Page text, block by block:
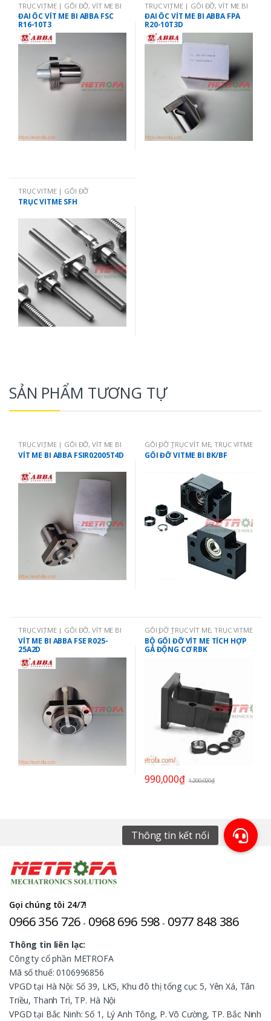
TRỤC VITME | GỐI ĐỠ,VÍT ME BI
ABBA ĐÀI LOAN
ĐAI ỐC VÍT ME BI ABBA FSC
R16-10T3
TRỤC VITME | GỐI ĐỠ,VÍT ME BI
ABBA ĐÀI LOAN
ĐAI ỐC VÍT ME BI ABBA FPA
R20-10T3D
TRỤC VITME | GỐI ĐỠ
TRỤC VITME SFH
SẢN PHẨM TƯƠNG TỰ
TRỤC VITME | GỐI ĐỠ,VÍT ME BI
ABBA ĐÀI LOAN
VÍT ME BI ABBA FSIR02005T4D
GỐI ĐỠ TRỤC VÍT ME,TRỤC VITME
| GỐI ĐỠ
GỐI ĐỠ VITME BI BK/BF
TRỤC VITME | GỐI ĐỠ,VÍT ME BI
ABBA ĐÀI LOAN
VÍT ME BI ABBA FSE R025-
25A2D
GỐI ĐỠ TRỤC VÍT ME,TRỤC VITME
| GỐI ĐỠ
BỘ GỐI ĐỠ VÍT ME TÍCH HỢP
GÁ ĐỘNG CƠ RBK
990,000₫ 1,200,000₫
Gọi chúng tôi 24/7!
0966 356 726 - 0968 696 598 - 0977 848 386
Thông tin liên lạc:
Công ty cổ phần METROFA
Mã số thuế: 0106996856
VPGD tại Hà Nội: Số 39, LK5, Khu đô thị tổng cục 5, Yên Xá, Tân
Triều, Thanh Trì, TP. Hà Nội
VPGD tại Bắc Ninh: Số 1, Lý Anh Tông, P. Võ Cường, TP. Bắc Ninh